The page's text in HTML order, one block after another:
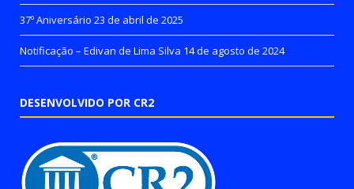
37º Aniversário 23 de abril de 2025
Notificação – Edivan de Lima Silva 14 de agosto de 2024
DESENVOLVIDO POR CR2